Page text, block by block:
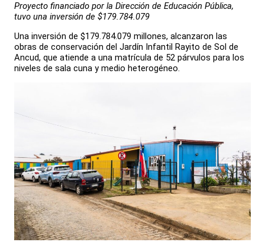
Proyecto financiado por la Dirección de Educación Pública,
tuvo una inversión de $179.784.079
Una inversión de $179.784.079 millones, alcanzaron las
obras de conservación del Jardín Infantil Rayito de Sol de
Ancud, que atiende a una matrícula de 52 párvulos para los
niveles de sala cuna y medio heterogéneo.